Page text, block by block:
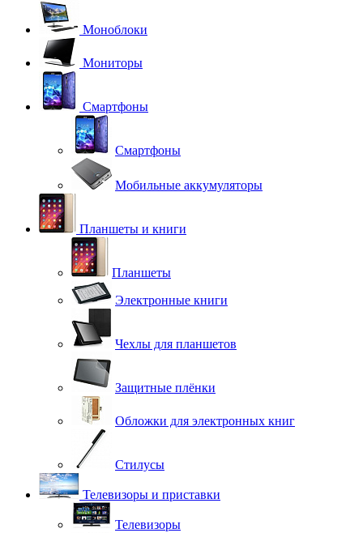
Моноблоки
Мониторы
Смартфоны
Смартфоны
Мобильные аккумуляторы
Планшеты и книги
Планшеты
Электронные книги
Чехлы для планшетов
Защитные плёнки
Обложки для электронных книг
Стилусы
Телевизоры и приставки
Телевизоры